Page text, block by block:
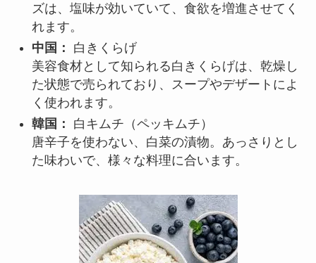
ズは、塩味が効いていて、食欲を増進させてく
れます。
中国：
白きくらげ
美容食材として知られる白きくらげは、乾燥し
た状態で売られており、スープやデザートによ
く使われます。
韓国：
白キムチ（ペッキムチ）
唐辛子を使わない、白菜の漬物。あっさりとし
た味わいで、様々な料理に合います。